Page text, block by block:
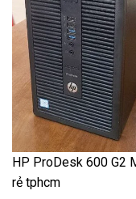
HP ProDesk 600 G2
rẻ tphcm